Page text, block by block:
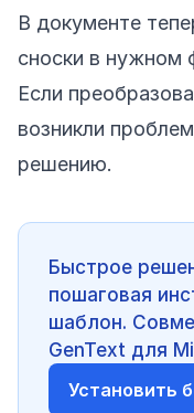
В документе
сноски в нужном
Если
возникли
решению.
Быстрое
пошаговая
шаблон.
GenText для
Установить